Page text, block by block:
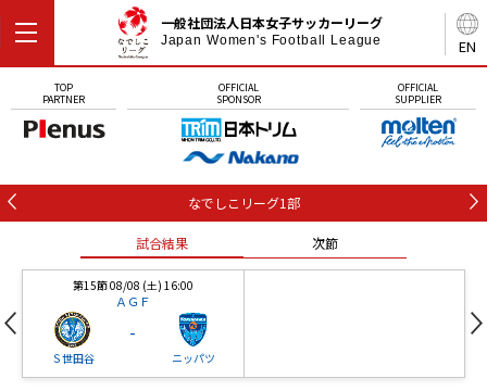
EN
一般社団法人日本女子サッカーリーグ
Japan Women's Football League
TOP
PARTNER
OFFICIAL
SPONSOR
OFFICIAL
SUPPLIER
なでしこリーグ1部
試合結果 次節
第15節 08/08 (土) 16:00
ＡＧＦ
Ｓ世田谷
-
ニッパツ